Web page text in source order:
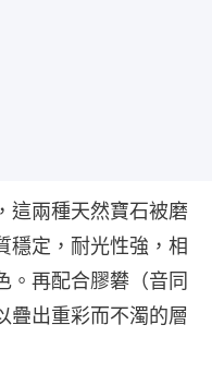
這兩種天然寶石被磨
穩定，耐光性強，相
。再配合膠礬（音同
疊出重彩而不濁的層